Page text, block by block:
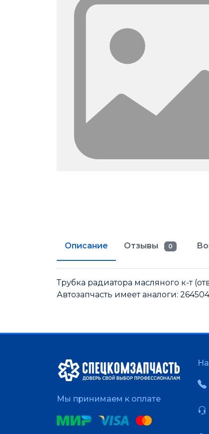
Описание Отзывы 0
Трубка радиатора масляного к-т
Автозапчасть имеет аналоги:
Мы принимаем к оплате